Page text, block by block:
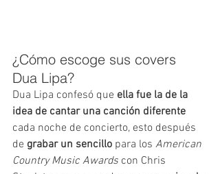
¿Cómo escoge sus covers
Dua Lipa?
Dua Lipa confesó que ella fue la de la
idea de cantar una canción diferente
cada noche de concierto, esto después
de grabar un sencillo para los American
Country Music Awards con Chris